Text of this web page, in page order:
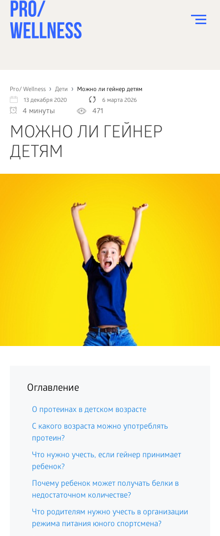
Pro/ Wellness Дети
Можно ли гейнер детям
13 декабря 2020
6 марта 2026
4 минуты 471
МОЖНО ЛИ ГЕЙНЕР
ДЕТЯМ
Оглавление
О протеинах в детском возрасте
С какого возраста можно употреблять
протеин?
Что нужно учесть, если гейнер принимает
ребенок?
Почему ребенок может получать белки в
недостаточном количестве?
Что родителям нужно учесть в организации
режима питания юного спортсмена?
СПОРТ
ЗДОРОВЬЕ
КРАСОТА
ПСИХОЛОГИЯ